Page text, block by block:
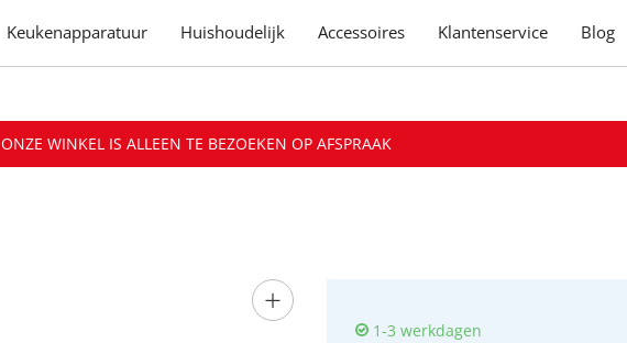
Keukenapparatuur Huishoudelijk Accessoires Klantenservice Blog
ONZE WINKEL IS ALLEEN TE BEZOEKEN OP AFSPRAAK
+
1-3 werkdagen